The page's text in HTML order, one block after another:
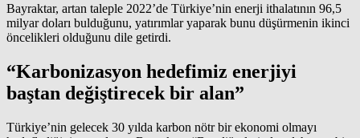
Bayraktar, artan taleple 2022’de Türkiye’nin enerji ithalatının 96,5
milyar doları bulduğunu, yatırımlar yaparak bunu düşürmenin ikinci
öncelikleri olduğunu dile getirdi.
“Karbonizasyon hedefimiz enerjiyi
baştan değiştirecek bir alan”
Türkiye’nin gelecek 30 yılda karbon nötr bir ekonomi olmayı